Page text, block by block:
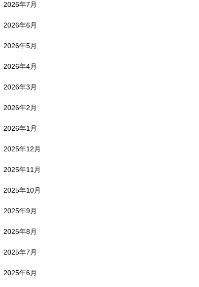
2026年7月
2026年6月
2026年5月
2026年4月
2026年3月
2026年2月
2026年1月
2025年12月
2025年11月
2025年10月
2025年9月
2025年8月
2025年7月
2025年6月